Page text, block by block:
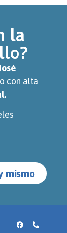
la
con alta
mismo